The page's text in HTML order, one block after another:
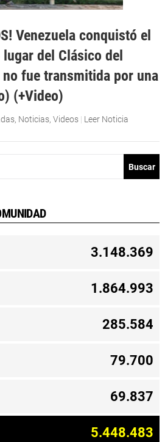
Venezuela conquistó el
del Clásico del
fue transmitida por una
(+Video)
, Noticias, Videos | Leer Noticia
3.148.369
1.864.993
285.584
79.700
69.837
5.448.483